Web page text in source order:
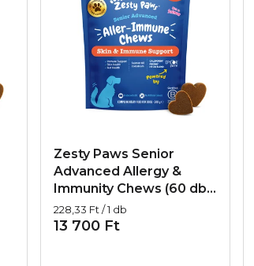
Zesty Paws Senior
Advanced Allergy &
Immunity Chews (60 db)
– funkcionális eledel
idősebb kutyák számára
13 700 Ft
Egységár:
228,33 Ft / 1 db